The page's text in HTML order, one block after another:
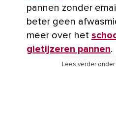
pannen zonder
beter geen
meer over het
gietijzeren pannen.
Lees verder